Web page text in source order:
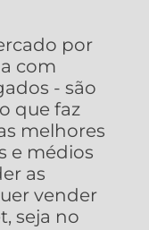
por
com
- são
que faz
melhores
e médios
as
vender
seja no